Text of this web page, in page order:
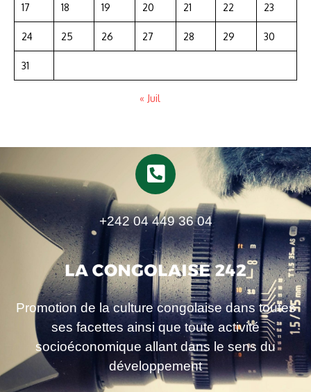
17 18 19 20 21 22 23
24 25 26 27 28 29 30
31
« Juil
+242 04 449 36 04
Promotion de la culture congolaise dans toutes
ses facettes ainsi que toute activité
socioéconomique allant dans le sens du
développement